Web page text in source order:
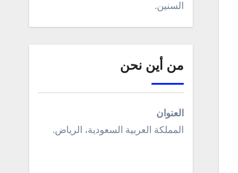
السنين.
من أين نحن
العنوان
المملكة العربية السعودية، الرياض.